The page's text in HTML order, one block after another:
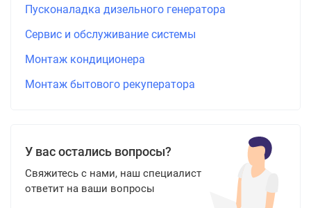
Пусконаладка дизельного генератора
Сервис и обслуживание системы
Монтаж кондиционера
Монтаж бытового рекуператора
У вас остались вопросы?
Свяжитесь с нами, наш специалист
ответит на ваши вопросы